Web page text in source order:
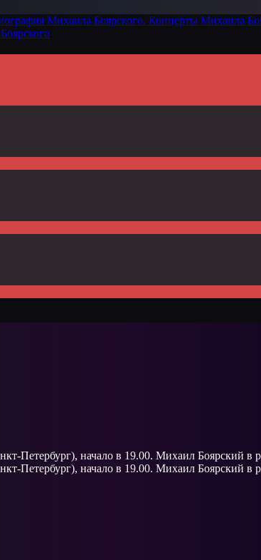
Петербург), начало в 19.00. Михаил Боярский в
Петербург), начало в 19.00. Михаил Боярский в